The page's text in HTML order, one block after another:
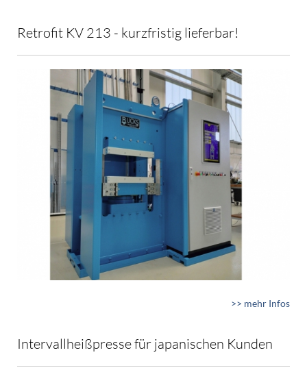
Retrofit KV 213 - kurzfristig lieferbar!
>> mehr Infos
Intervallheißpresse für japanischen Kunden